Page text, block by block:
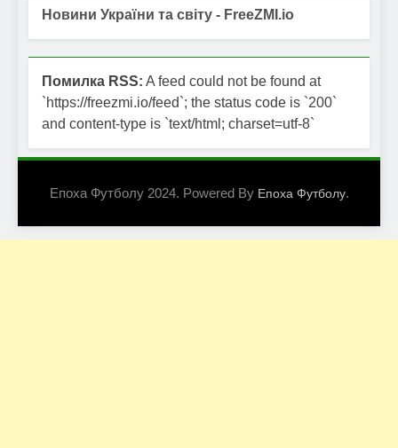
Новини України та світу - FreeZMI.io
Помилка RSS: A feed could not be found at
`https://freezmi.io/feed`; the status code is `200`
and content-type is `text/html; charset=utf-8`
Епоха Футболу 2024. Powered By Епоха Футболу.